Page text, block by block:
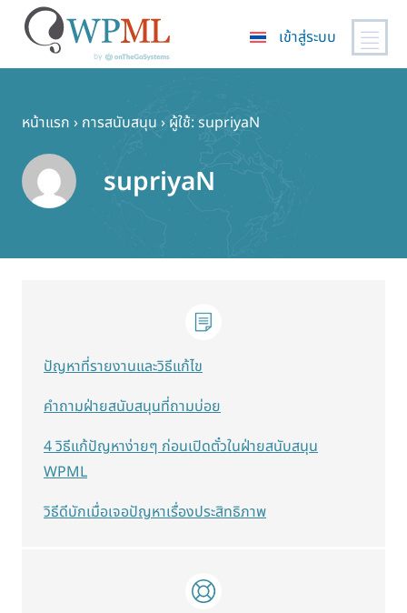
หลัก
เข้าสู่ระบบ
หน้าแรก › การสนับสนุน › ผู้ใช้: supriyaN
supriyaN
ปัญหาที่รายงานและวิธีแก้ไข
คำถามฝ่ายสนับสนุนที่ถามบ่อย
4 วิธีแก้ปัญหาง่ายๆ ก่อนเปิดตั๋วในฝ่ายสนับสนุน
WPML
วิธีดีบักเมื่อเจอปัญหาเรื่องประสิทธิภาพ